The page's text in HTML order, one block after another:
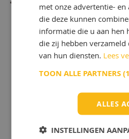
Ontdek de
van
Wilt u olie kopen
Dan profiteert
met onze advertentie- en
die deze kunnen
informatie die u aan hen
die zij hebben
van hun diensten. Lees
TOON ALLE PARTNERS
ALLES
INSTELLINGEN